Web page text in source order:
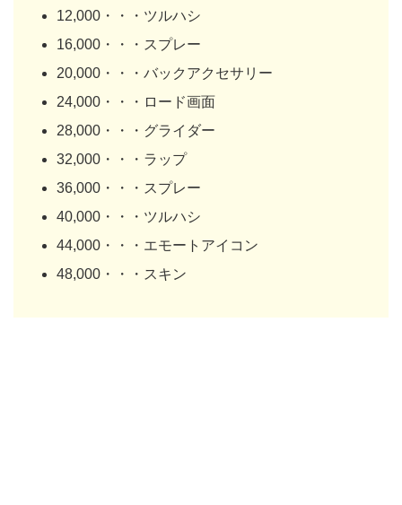
12,000・・・ツルハシ
16,000・・・スプレー
20,000・・・バックアクセサリー
24,000・・・ロード画面
28,000・・・グライダー
32,000・・・ラップ
36,000・・・スプレー
40,000・・・ツルハシ
44,000・・・エモートアイコン
48,000・・・スキン